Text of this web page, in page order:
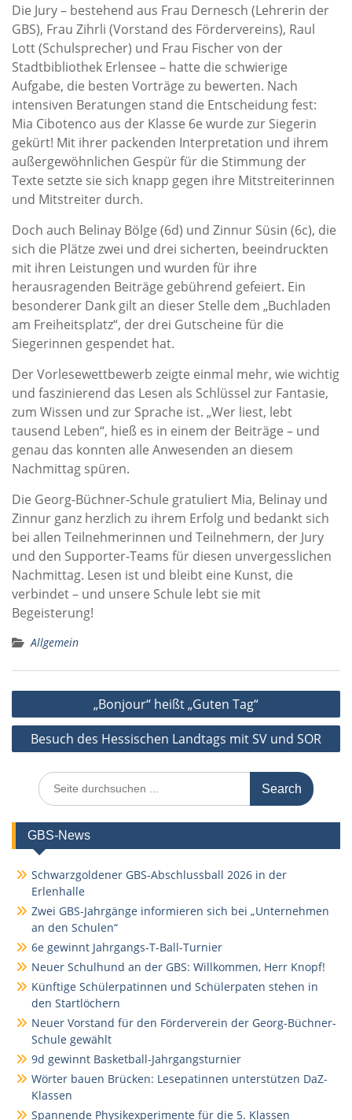
Die Jury – bestehend aus Frau Dernesch (Lehrerin der
GBS), Frau Zihrli (Vorstand des Fördervereins), Raul
Lott (Schulsprecher) und Frau Fischer von der
Stadtbibliothek Erlensee – hatte die schwierige
Aufgabe, die besten Vorträge zu bewerten. Nach
intensiven Beratungen stand die Entscheidung fest:
Mia Cibotenco aus der Klasse 6e wurde zur Siegerin
gekürt! Mit ihrer packenden Interpretation und ihrem
außergewöhnlichen Gespür für die Stimmung der
Texte setzte sie sich knapp gegen ihre Mitstreiterinnen
und Mitstreiter durch.
Doch auch Belinay Bölge (6d) und Zinnur Süsin (6c), die
sich die Plätze zwei und drei sicherten, beeindruckten
mit ihren Leistungen und wurden für ihre
herausragenden Beiträge gebührend gefeiert. Ein
besonderer Dank gilt an dieser Stelle dem „Buchladen
am Freiheitsplatz“, der drei Gutscheine für die
Siegerinnen gespendet hat.
Der Vorlesewettbewerb zeigte einmal mehr, wie wichtig
und faszinierend das Lesen als Schlüssel zur Fantasie,
zum Wissen und zur Sprache ist. „Wer liest, lebt
tausend Leben“, hieß es in einem der Beiträge – und
genau das konnten alle Anwesenden an diesem
Nachmittag spüren.
Die Georg-Büchner-Schule gratuliert Mia, Belinay und
Zinnur ganz herzlich zu ihrem Erfolg und bedankt sich
bei allen Teilnehmerinnen und Teilnehmern, der Jury
und den Supporter-Teams für diesen unvergesslichen
Nachmittag. Lesen ist und bleibt eine Kunst, die
verbindet – und unsere Schule lebt sie mit
Begeisterung!
Allgemein
Beitragsnavigation
„Bonjour“ heißt „Guten Tag“
Besuch des Hessischen Landtags mit SV und SOR
Search
for:
GBS-News
Schwarzgoldener GBS-Abschlussball 2026 in der
Erlenhalle
Zwei GBS-Jahrgänge informieren sich bei „Unternehmen
an den Schulen“
6e gewinnt Jahrgangs-T-Ball-Turnier
Neuer Schulhund an der GBS: Willkommen, Herr Knopf!
Künftige Schülerpatinnen und Schülerpaten stehen in
den Startlöchern
Neuer Vorstand für den Förderverein der Georg-Büchner-
Schule gewählt
9d gewinnt Basketball-Jahrgangsturnier
Wörter bauen Brücken: Lesepatinnen unterstützen DaZ-
Klassen
Spannende Physikexperimente für die 5. Klassen